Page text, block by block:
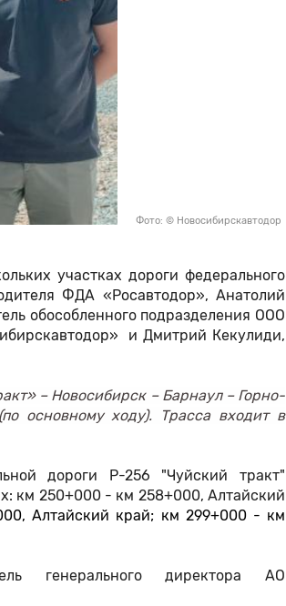
Фото: © Новосибирскавтодор
участках дороги федерального
ФДА «Росавтодор», Анатолий
обособленного подразделения ООО
и Дмитрий Кекулиди,
– Новосибирск – Барнаул – Горно-
основному ходу). Трасса входит в
дороги Р-256 "Чуйский тракт"
км 250+000 - км 258+000, Алтайский
Алтайский край; км 299+000 - км
генерального директора АО